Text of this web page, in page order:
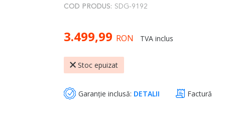
COD PRODUS: SDG-9192
3.499,99 RON TVA inclus
Stoc epuizat
Garanție inclusă: DETALII Factură